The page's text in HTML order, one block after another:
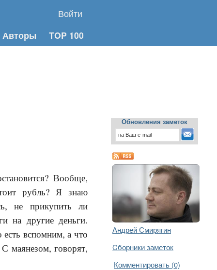
Войти
Авторы
TOP 100
Вообще,
рубль? Я знаю
не прикупить ли
на другие деньги.
есть вспомним, а что
маянезом, говорят,
Обновления заметок
Андрей Смирягин
Cборники заметок
Комментировать (0)